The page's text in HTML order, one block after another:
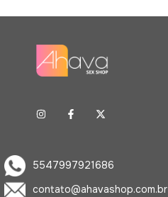
5547997921686
contato@ahavashop.com.br